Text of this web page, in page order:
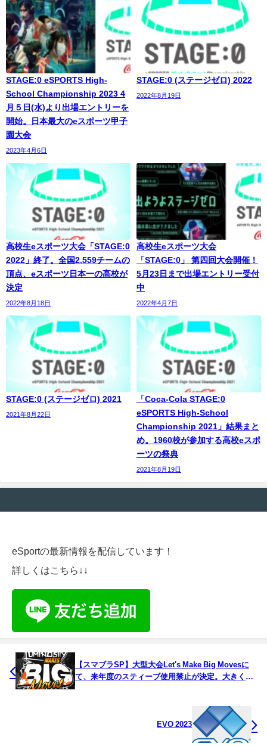
STAGE:0 eSPORTS High-
School Championship 2023 4
月５日(水)より出場エントリーを
開始。日本最大のeスポーツ甲子
園大会
2023年4月6日
STAGE:0 (ステージゼロ) 2022
2022年8月19日
高校生eスポーツ大会「STAGE:0
2022」終了。全国2,559チームの
頂点、eスポーツ日本一の高校が
決定
2022年8月18日
高校生eスポーツ大会
「STAGE:0」 第四回大会開催！
5月23日まで出場エントリー受付
中
2022年4月7日
STAGE:0 (ステージゼロ) 2021
2021年8月22日
「Coca-Cola STAGE:0
eSPORTS High-School
Championship 2021」結果まと
め。1960校が参加する高校eスポ
ーツの祭典
2021年8月19日
eSportの最新情報を配信しています！
詳しくはこちら↓↓
【スマブラSP】大型大会Let's Make Big Movesに
て、来年度のスティーブ使用禁止が決定。大きく揺
EVO 2023